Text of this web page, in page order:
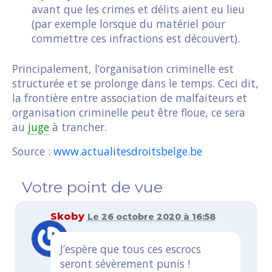
avant que les crimes et délits aient eu lieu
(par exemple lorsque du matériel pour
commettre ces infractions est découvert).
Principalement, l’organisation criminelle est
structurée et se prolonge dans le temps. Ceci dit,
la frontière entre association de malfaiteurs et
organisation criminelle peut être floue, ce sera
au juge à trancher.
Source : www.actualitesdroitsbelge.be
Votre point de vue
Skoby Le 26 octobre 2020 à 16:58
J’espère que tous ces escrocs
seront sévèrement punis !